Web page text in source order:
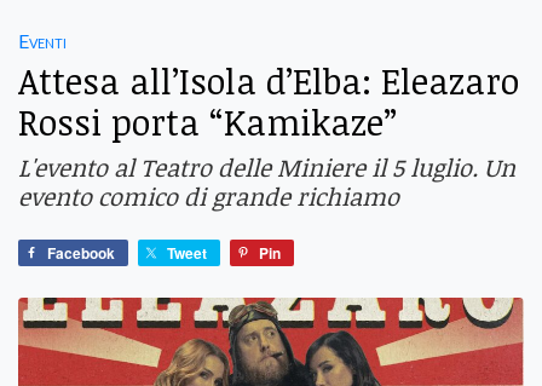
Eventi
Attesa all’Isola d’Elba: Eleazaro
Rossi porta “Kamikaze”
L'evento al Teatro delle Miniere il 5 luglio. Un
evento comico di grande richiamo
Facebook Tweet Pin